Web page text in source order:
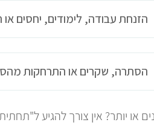
הזנחת עבודה, לימודים, יחסים או
הסתרה, שקרים או התרחקות
או יותר? אין צורך להגיע